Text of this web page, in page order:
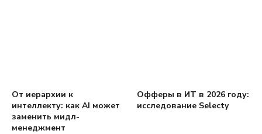
От иерархии к
интеллекту: как AI может
заменить мидл-
менеджмент
Офферы в ИТ в 2026 году:
исследование Selecty